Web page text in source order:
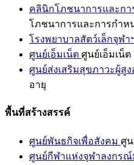
คลินิกโภชนาการและก
โภชนาการและการกำห
โรงพยาบาลสัตว์เล็กจุฬา
ศูนย์เอ็มเน็ต ศูนย์เอ็มเน็ต
ศูนย์ส่งเสริมสุขภาวะผู้สูง
อายุ
พื้นที่สร้างสรรค์
ศูนย์พันธกิจเพื่อสังคม ศู
ศูนย์กีฬาแห่งจุฬาลงกรณ์